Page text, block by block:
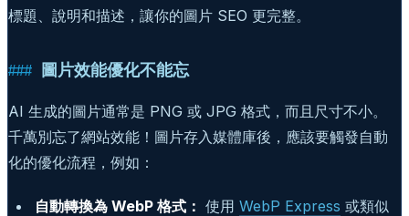
標題、說明和描述，讓你的圖片 SEO 更完整。
圖片效能優化不能忘
AI 生成的圖片通常是 PNG 或 JPG 格式，而且尺寸不小。
千萬別忘了網站效能！圖片存入媒體庫後，應該要觸發自動
化的優化流程，例如：
自動轉換為 WebP 格式： 使用 WebP Express 或類似